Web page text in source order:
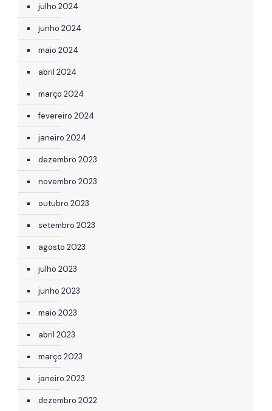
julho 2024
junho 2024
maio 2024
abril 2024
março 2024
fevereiro 2024
janeiro 2024
dezembro 2023
novembro 2023
outubro 2023
setembro 2023
agosto 2023
julho 2023
junho 2023
maio 2023
abril 2023
março 2023
janeiro 2023
dezembro 2022